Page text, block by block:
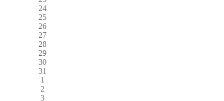
24
25
26
27
28
29
30
31
1
2
3